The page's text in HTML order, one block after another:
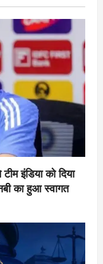
इंडिया को दिया
का हुआ स्वागत